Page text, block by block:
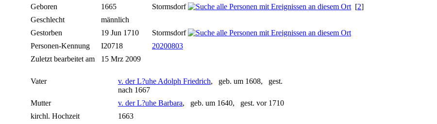
Geboren 1665 Stormsdorf [2]
Geschlecht
männlich
Gestorben
19 Jun 1710
Stormsdorf
Personen-Kennung
I20718
20200803
Zuletzt bearbeitet am
15 Mrz 2009
Vater v. der L?uhe Adolph Friedrich, geb. um 1608, gest.
nach 1667
Mutter
v. der L?uhe Barbara, geb. um 1640, gest. vor 1710
kirchl. Hochzeit
1663